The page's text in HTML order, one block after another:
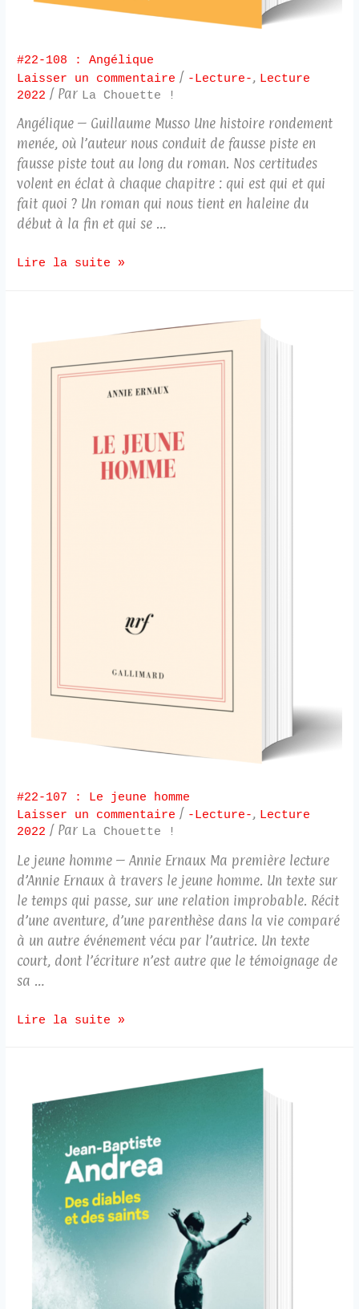
#22-108 : Angélique
Laisser un commentaire / -Lecture-, Lecture
2022 / Par La Chouette !
Angélique – Guillaume Musso Une histoire rondement
menée, où l’auteur nous conduit de fausse piste en
fausse piste tout au long du roman. Nos certitudes
volent en éclat à chaque chapitre : qui est qui et qui
fait quoi ? Un roman qui nous tient en haleine du
début à la fin et qui se …
Lire la suite »
#22-107 : Le jeune homme
Laisser un commentaire / -Lecture-, Lecture
2022 / Par La Chouette !
Le jeune homme – Annie Ernaux Ma première lecture
d’Annie Ernaux à travers le jeune homme. Un texte sur
le temps qui passe, sur une relation improbable. Récit
d’une aventure, d’une parenthèse dans la vie comparé
à un autre événement vécu par l’autrice. Un texte
court, dont l’écriture n’est autre que le témoignage de
sa …
Lire la suite »